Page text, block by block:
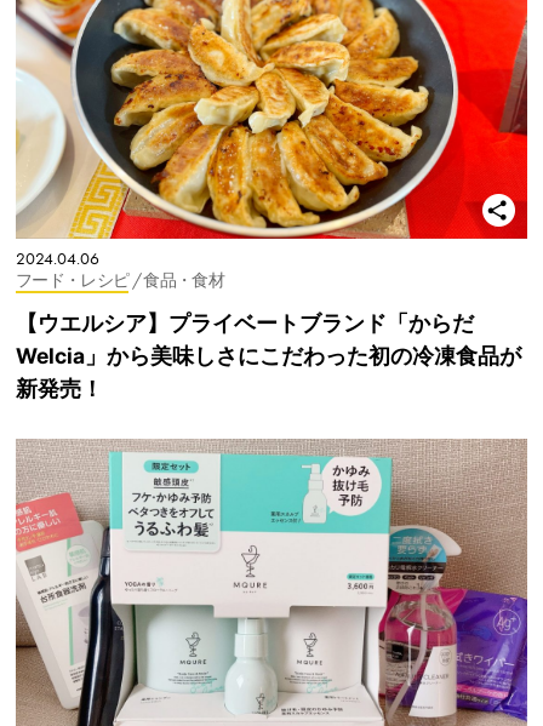
2024.04.06
フード・レシピ / 食品・食材
【ウエルシア】プライベートブランド「からだ
Welcia」から美味しさにこだわった初の冷凍食品が
新発売！